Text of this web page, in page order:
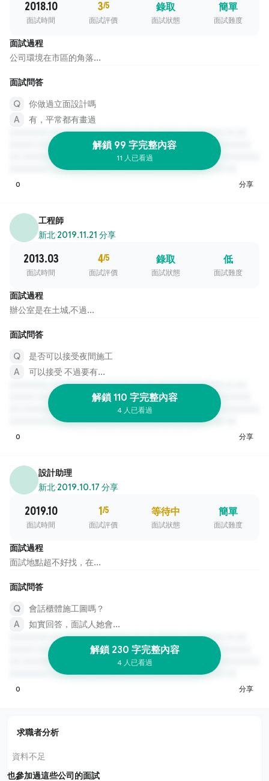
2018.10
面試時間
3/5
面試評價
錄取
面試狀態
簡單
面試難度
面試過程
公司環境在市區的角落...
面試問答
你做過立面設計嗎
有，平常都有畫過
解鎖 99 字完整內容
11 人已看過
0 分享
工程師
新北·2019.11.21 分享
2013.03
面試時間
4/5
面試評價
錄取
面試狀態
低
面試難度
面試過程
辦公室是在土城,不過...
面試問答
是否可以接受夜間施工
可以接受 不過要有...
解鎖 110 字完整內容
4 人已看過
0 分享
設計助理
新北·2019.10.17 分享
2019.10
面試時間
1/5
面試評價
等待中
面試狀態
簡單
面試難度
面試過程
面試地點超不好找，在...
面試問答
會話櫃體施工圖嗎？
如實回答，面試人她會...
解鎖 230 字完整內容
4 人已看過
0 分享
求職者分析
資料不足
也參加過這些公司的面試